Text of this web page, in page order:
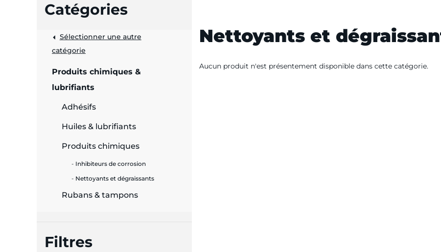
Catégories
Sélectionner une autre
catégorie
Produits chimiques &
lubrifiants
Adhésifs
Huiles & lubrifiants
Produits chimiques
Inhibiteurs de corrosion
Nettoyants et dégraissants
Rubans & tampons
Filtres
Nettoyants et
Aucun produit n'est présentement disponible dans cette catégorie.